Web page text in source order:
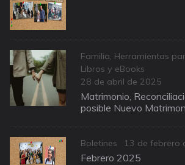
Categories
Familia, Herramientas
Libros y eBooks
Posted
on
28 de abril de 2025
Matrimonio,
posible Nuevo
Categories
Boletines
Posted
on
13 de febrero
Febrero 2025